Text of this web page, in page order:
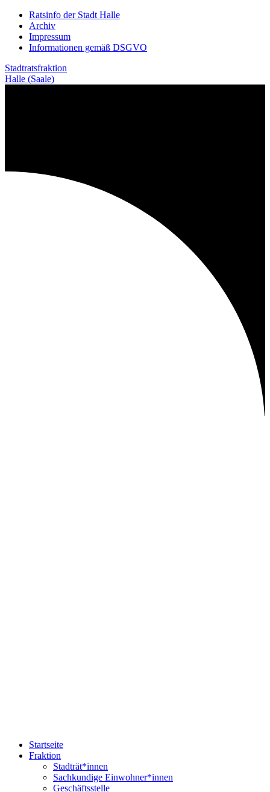
Weiter
zum
Inhalt
Ratsinfo der Stadt Halle
Archiv
Impressum
Informationen gemäß DSGVO
Stadtratsfraktion
Halle (Saale)
Startseite
Fraktion
Stadträt*innen
Sachkundige Einwohner*innen
Geschäftsstelle